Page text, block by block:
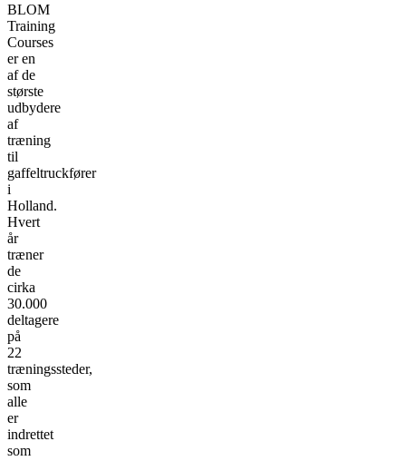
BLOM
Training
Courses
er en
af de
største
udbydere
af
træning
til
gaffeltruckfører
i
Holland.
Hvert
år
træner
de
cirka
30.000
deltagere
på
22
træningssteder,
som
alle
er
indrettet
som